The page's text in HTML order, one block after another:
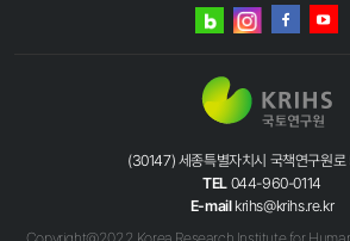
네이버
인스타그램
(30147) 세종특별자치시 국책연구원로
TEL 044-960-0114
E-mail krihs@krihs.re.kr